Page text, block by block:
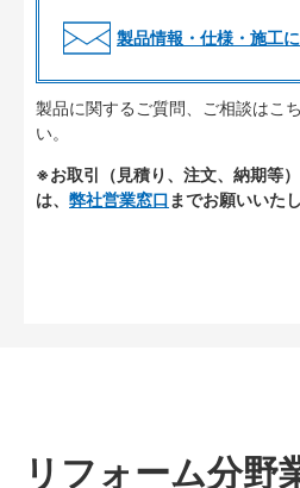
製品情報・仕様・施工
製品に関するご質問、ご相談はこ
い。
※お取引（見積り、注文、納期等
は、 弊社営業窓口 までお願いいた
リフォーム分野